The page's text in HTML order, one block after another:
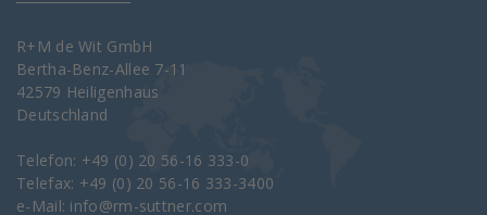
R+M de Wit GmbH
Bertha-Benz-Allee 7-11
42579 Heiligenhaus
Deutschland
Telefon: +49 (0) 20 56-16 333-0
Telefax: +49 (0) 20 56-16 333-3400
e-Mail: info@rm-suttner.com